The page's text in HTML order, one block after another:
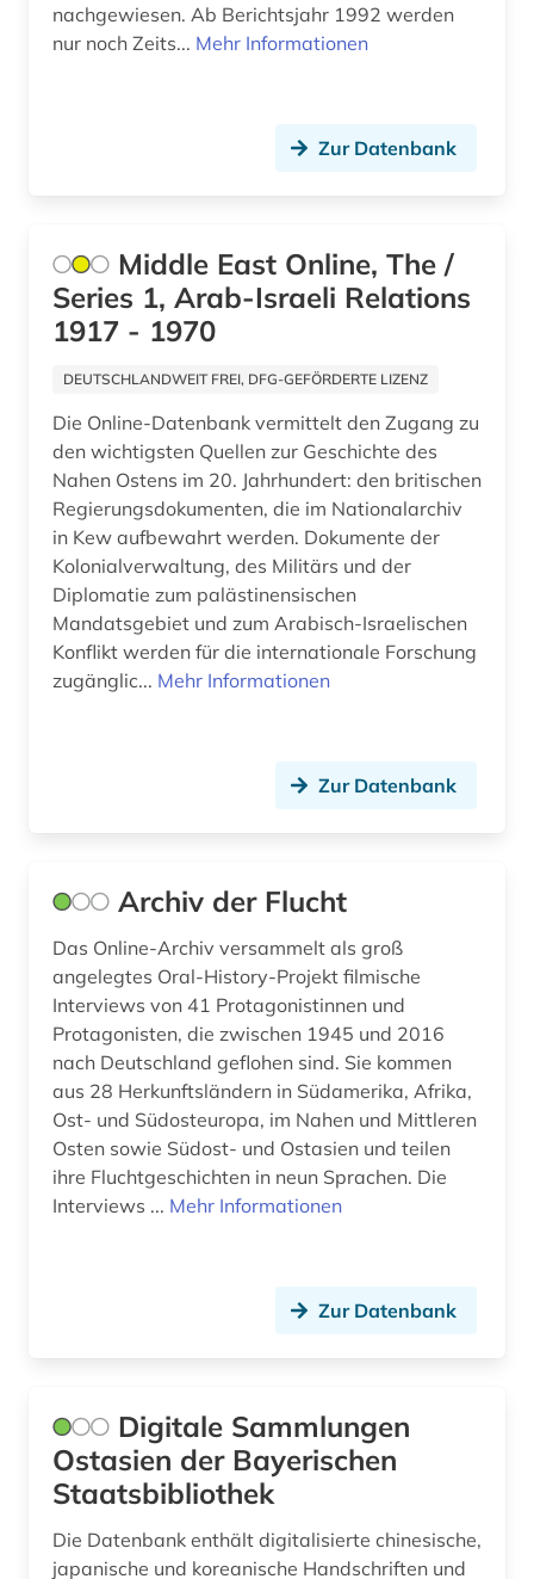
nachgewiesen. Ab Berichtsjahr 1992 werden
nur noch Zeits... Mehr Informationen
Zur Datenbank
Middle East Online, The /
Series 1, Arab-Israeli Relations
1917 - 1970
DEUTSCHLANDWEIT FREI, DFG-GEFÖRDERTE LIZENZ
Die Online-Datenbank vermittelt den Zugang zu
den wichtigsten Quellen zur Geschichte des
Nahen Ostens im 20. Jahrhundert: den britischen
Regierungsdokumenten, die im Nationalarchiv
in Kew aufbewahrt werden. Dokumente der
Kolonialverwaltung, des Militärs und der
Diplomatie zum palästinensischen
Mandatsgebiet und zum Arabisch-Israelischen
Konflikt werden für die internationale Forschung
zugänglic... Mehr Informationen
Zur Datenbank
Archiv der Flucht
Das Online-Archiv versammelt als groß
angelegtes Oral-History-Projekt filmische
Interviews von 41 Protagonistinnen und
Protagonisten, die zwischen 1945 und 2016
nach Deutschland geflohen sind. Sie kommen
aus 28 Herkunftsländern in Südamerika, Afrika,
Ost- und Südosteuropa, im Nahen und Mittleren
Osten sowie Südost- und Ostasien und teilen
ihre Fluchtgeschichten in neun Sprachen. Die
Interviews ... Mehr Informationen
Zur Datenbank
Digitale Sammlungen
Ostasien der Bayerischen
Staatsbibliothek
Die Datenbank enthält digitalisierte chinesische,
japanische und koreanische Handschriften und